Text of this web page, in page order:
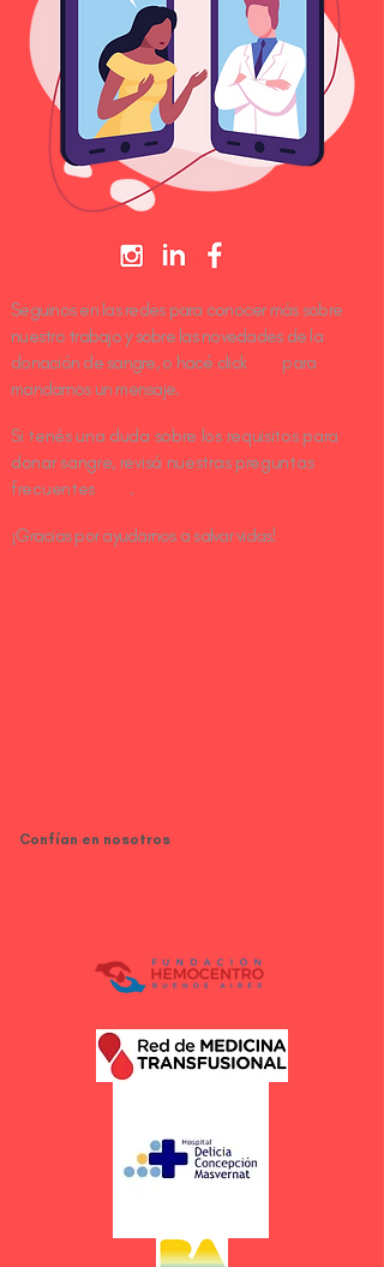
Seguinos en las redes para conocer más sobre
nuestro trabajo y sobre las novedades de la
donación de sangre, o hacé click
para
mandarnos un mensaje.
Si tenés una duda sobre los requisitos para
donar sangre, revisá nuestras preguntas
frecuentes
.
¡Gracias por ayudarnos a salvar vidas!
Confían en nosotros